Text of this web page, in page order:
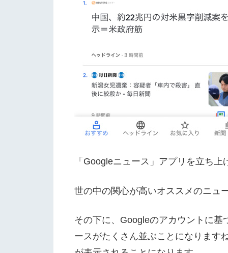
「Googleニュース」アプリを立ち
世の中の関心が高いオススメのニュ
その下に、Googleのアカウントに
ースがたくさん並ぶことになります